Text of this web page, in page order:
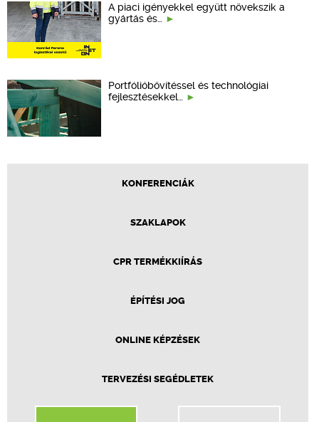
A piaci igényekkel együtt növekszik a
gyártás és…
Portfólióbővítéssel és technológiai
fejlesztésekkel…
KONFERENCIÁK
SZAKLAPOK
CPR TERMÉKKIÍRÁS
ÉPÍTÉSI JOG
ONLINE KÉPZÉSEK
TERVEZÉSI SEGÉDLETEK